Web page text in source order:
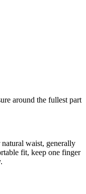
around the fullest part
waist, generally
fit, keep one finger